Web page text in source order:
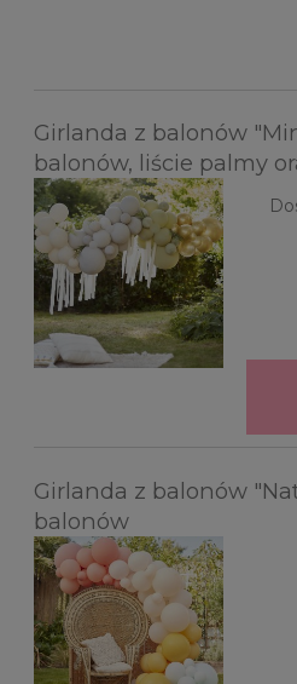
Girlanda z balonów
balonów, liście palmy
Girlanda z balonów
balonów